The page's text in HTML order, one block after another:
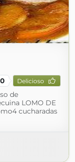
0 Delicioso
de
LOMO DE
cucharadas